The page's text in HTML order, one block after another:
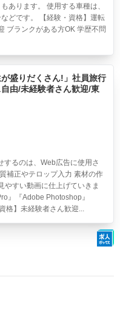
あります。 使用する車種は、
どです。 【経験・資格】運転
ブランクがある方OK 学歴不問
盛りだくさん!」社員旅行
由/未経験者さん歓迎/東
するのは、Web広告に使用さ
補正やテロップ入力 素材の作
やすい動画に仕上げていきま
』『Adobe Photoshop』
格】未経験者さん歓迎...